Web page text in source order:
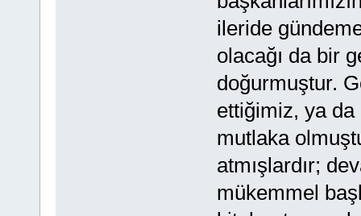
ileride
olacağı da bir
doğurmuştur.
ettiğimiz, ya
mutlaka
atmışlardır;
mükemmel